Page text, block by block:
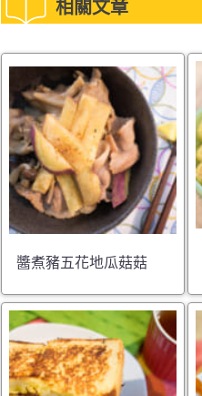
相關文章
醬煮豬五花地瓜菇菇